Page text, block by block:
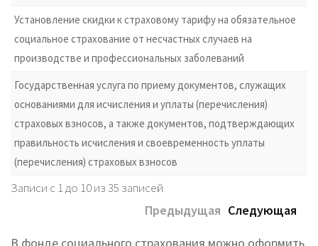
Установление скидки к страховому тарифу на обязательное
социальное страхование от несчастных случаев на
производстве и профессиональных заболеваний
Государственная услуга по приему документов, служащих
основаниями для исчисления и уплаты (перечисления)
страховых взносов, а также документов, подтверждающих
правильность исчисления и своевременность уплаты
(перечисления) страховых взносов
Записи с 1 до 10 из 35 записей
Предыдущая Следующая